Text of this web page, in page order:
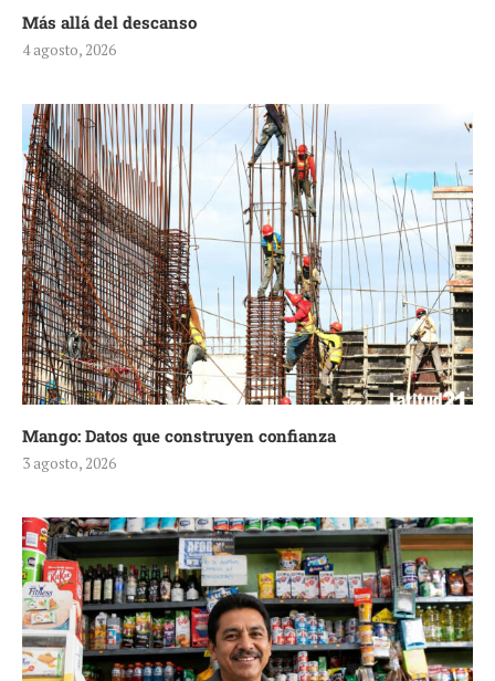
Más allá del descanso
4 agosto, 2026
Mango: Datos que construyen confianza
3 agosto, 2026